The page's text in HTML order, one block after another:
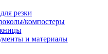
резки
компостеры
и материалы